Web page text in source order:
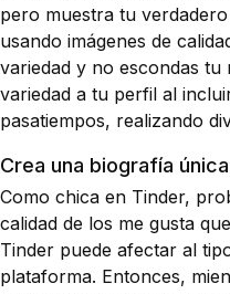
pero muestra tu
usando imágenes de
variedad y no escondas
variedad a tu perfil al
pasatiempos, realizando
Crea una biografía única
Como chica en Tinder,
calidad de los me gusta
Tinder puede afectar al
plataforma. Entonces,